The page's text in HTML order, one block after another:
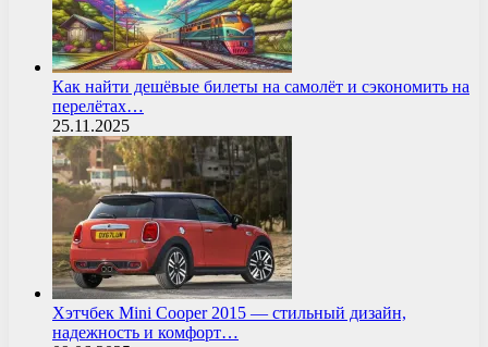
Как найти дешёвые билеты на самолёт и сэкономить на
перелётах…
25.11.2025
Хэтчбек Mini Cooper 2015 — стильный дизайн,
надежность и комфорт…